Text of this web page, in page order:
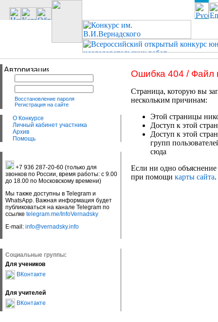
Восстановление пароля
Регистрация на сайте
О Конкурсе
Личный кабинет участника
Архив
Помощь
+7 936 287-20-60 (только для
звонков по России, время работы: с 9.00
до 18.00 по Московскому времени)
Мы также доступны в Telegram и
WhatsApp. Важная информация будет
публиковаться на канале Telegram по
ссылке telegram.me/InfoVernadsky
E-mail: info@vernadsky.info
Социальные группы:
Для учеников
ВКонтакте
Для учителей
ВКонтакте
Ошибка 404 / Файл
Страница, которую вы
нескольким причинам:
Этой страницы
Доступ к этой
Доступ к этой
групп
сюда
Если ни одно объяснение
при помощи карты сайта.